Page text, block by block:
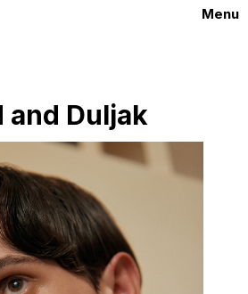
Menu
and Duljak